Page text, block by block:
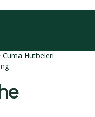
Cuma Hutbeleri